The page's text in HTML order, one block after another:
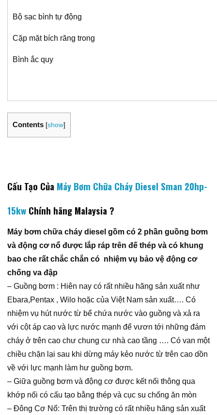
Bộ sạc bình tự động
Cặp mặt bích răng trong
Bình ắc quy
Contents [show]
Cấu Tạo Của Máy Bơm Chữa Cháy Diesel Sman 20hp-
15kw Chính hãng Malaysia ?
Máy bơm chữa cháy diesel gồm có 2 phần guồng bơm
và động cơ nổ được lắp ráp trên đế thép và có khung
bao che rất chắc chắn có nhiệm vụ bảo vệ động cơ
chống va đập
– Guồng bơm : Hiên nay có rất nhiều hãng sản xuất như
Ebara,Pentax , Wilo hoặc của Việt Nam sản xuất…. Có
nhiệm vụ hút nước từ bể chứa nước vào guồng và xả ra
với cột áp cao và lực nước mạnh để vươn tới những đám
cháy ở trên cao chư chung cư nhà cao tầng …. Có van một
chiều chặn lại sau khi dừng máy kẻo nước từ trên cao dồn
về với lực mạnh làm hư guồng bơm.
– Giữa guồng bơm và động cơ được kết nối thông qua
khớp nối có cấu tạo bằng thép và cục su chống ăn mòn
– Đông Cơ Nổ: Trên thị trường có rất nhiều hãng sản xuất